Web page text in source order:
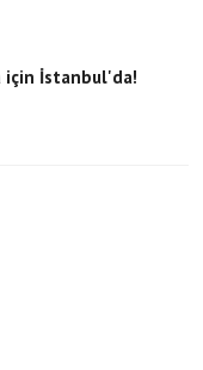
için İstanbul'da!